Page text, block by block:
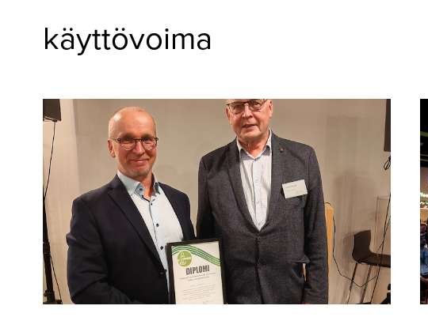
ARTIKKELIT
ARKISTO
TILAUSASIAT
MEDIATIEDOT
TIETOA
LEHDESTÄ
TAPAHTUMAT
käyttövoima